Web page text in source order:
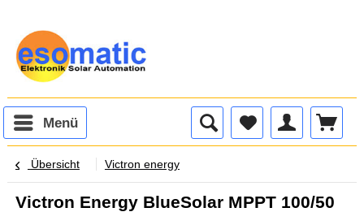
Menü
Übersicht Victron energy
Victron Energy BlueSolar MPPT 100/50